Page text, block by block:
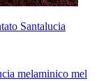
Santalucia
melaminico mel